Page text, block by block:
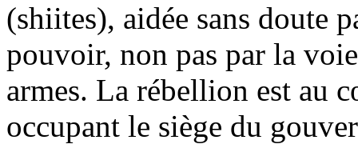
(shiites), aidée sans doute
pouvoir, non pas par la
armes. La rébellion est au
occupant le siège du